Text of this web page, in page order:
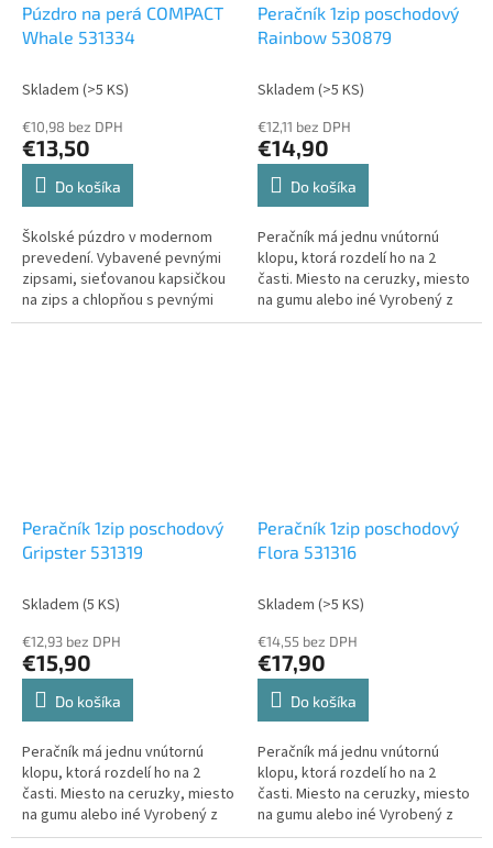
Púzdro na perá COMPACT
Whale 531334
Skladem (>5 KS)
€10,98 bez DPH
€13,50
Do košíka
Školské púzdro v modernom
prevedení. Vybavené pevnými
zipsami, sieťovanou kapsičkou
na zips a chlopňou s pevnými
pútkami po oboch stranách. Pod
Peračník 1zip poschodový
Rainbow 530879
Skladem (>5 KS)
€12,11 bez DPH
€14,90
Do košíka
Peračník má jednu vnútornú
klopu, ktorá rozdelí ho na 2
časti. Miesto na ceruzky, miesto
na gumu alebo iné Vyrobený z
kvalitného materiálu Výška 21
Peračník 1zip poschodový
Gripster 531319
Skladem (5 KS)
€12,93 bez DPH
€15,90
Do košíka
Peračník má jednu vnútornú
klopu, ktorá rozdelí ho na 2
časti. Miesto na ceruzky, miesto
na gumu alebo iné Vyrobený z
kvalitného materiálu Výška 21
Peračník 1zip poschodový
Flora 531316
Skladem (>5 KS)
€14,55 bez DPH
€17,90
Do košíka
Peračník má jednu vnútornú
klopu, ktorá rozdelí ho na 2
časti. Miesto na ceruzky, miesto
na gumu alebo iné Vyrobený z
kvalitného materiálu Výška 21